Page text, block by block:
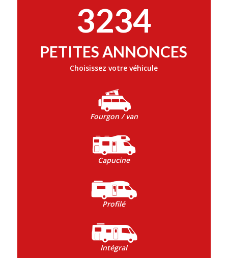
3234
PETITES ANNONCES
Choisissez votre véhicule
Fourgon / van
Capucine
Profilé
Intégral